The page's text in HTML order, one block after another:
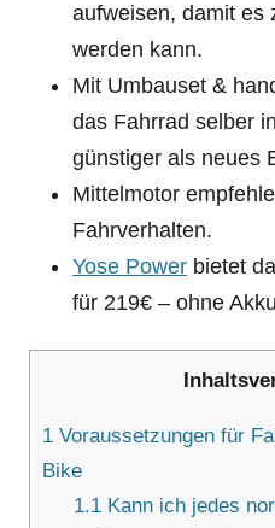
aufweisen, damit es
werden kann.
Mit Umbauset &
das Fahrrad selber
günstiger als neues
Mittelmotor
Fahrverhalten.
Yose Power bietet
für 219€ – ohne
1 Voraussetzungen für
Bike
1.1Kann ich jedes